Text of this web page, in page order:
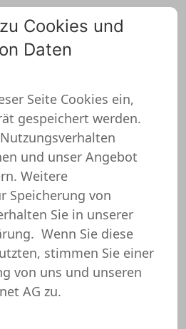
Cookies und
Daten
Seite Cookies ein,
gespeichert werden.
und unser Angebot
Weitere
Speicherung von
Sie in unserer
Wenn Sie diese
stimmen Sie einer
von uns und unseren
AG zu.